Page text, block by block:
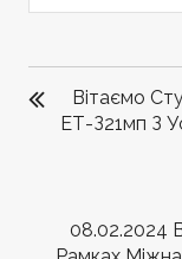
НАВІГАЦІЯ
ЗАПИСІВ
Вітаємо
ЕТ-З21мп З
08.02.2024